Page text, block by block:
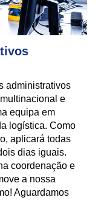
administrativos
e
equipa em
logística. Como
aplicará todas
dias iguais.
coordenação e
a nossa
Aguardamos